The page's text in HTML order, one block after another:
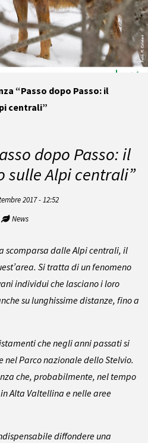
“Passo dopo Passo: il
centrali”
dopo Passo: il
sulle Alpi centrali”
2017 - 12:52
News
scomparsa dalle Alpi centrali, il
Si tratta di un fenomeno
individui che lasciano i loro
su lunghissime distanze, fino a
che negli anni passati si
Parco nazionale dello Stelvio.
che, probabilmente, nel tempo
Alta Valtellina e nelle aree
diffondere una